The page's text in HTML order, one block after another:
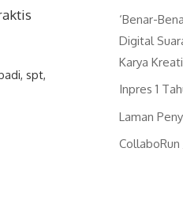
,spt,
‘Benar-
Digital
Karya
Inpres 1
Laman
CollaboRun